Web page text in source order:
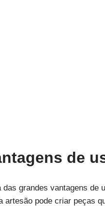
de
das grandes vantagens de
artesão pode criar peças